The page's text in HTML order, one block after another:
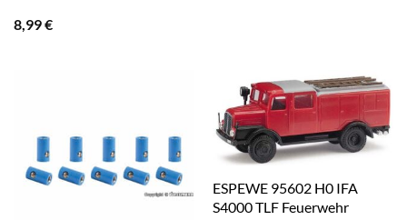
8,99€
ESPEWE 95602 H0 IFA
S4000 TLF Feuerwehr